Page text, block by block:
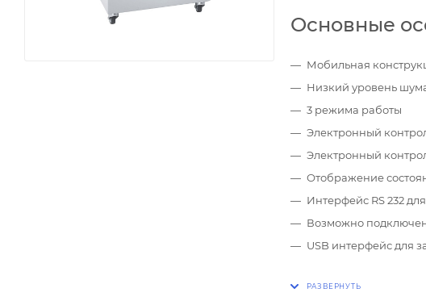
Основные
Мобильная
Низкий уровень
3 режима работы
Электронный
Электронный
Отображение
Интерфейс RS 232
Возможно
USB интерфейс для